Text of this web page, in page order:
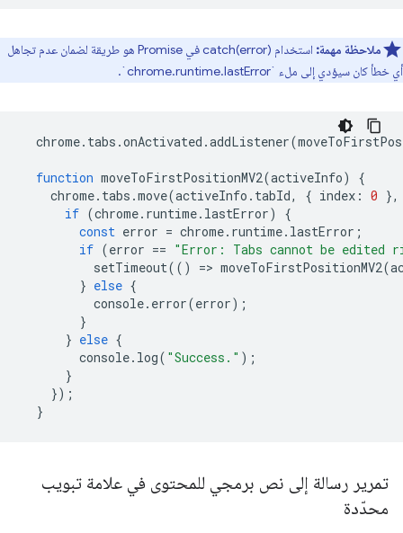
ملاحظة مهمة:
استخدام catch(error) في Promise هو طريقة لضمان عدم تجاهل
أي خطأ كان سيؤدي إلى ملء `chrome.runtime.lastError`.
chrome. tabs .onActivated .addListener(
function moveToFirstPositionMV2(activeInfo)
{
chrome. tabs .move(activeInfo . tabId, { index : 0 },
if (chrome. runtime. lastError)
{
const error = chrome. runtime. lastError ;
if (error == "Error: Tabs cannot be edited
setTimeout(() => moveToFirstPositionMV2(
} else {
console. error(error);
}
} else {
console. log( "Success." );
}
});
}
تمرير رسالة إلى نص برمجي للمحتوى في علامة تبويب
محدّدة